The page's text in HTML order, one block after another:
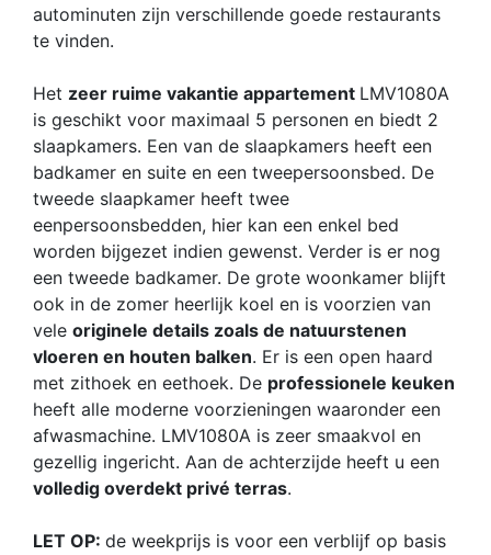
autominuten zijn verschillende goede restaurants
te vinden.
Het zeer ruime vakantie appartement LMV1080A
is geschikt voor maximaal 5 personen en biedt 2
slaapkamers. Een van de slaapkamers heeft een
badkamer en suite en een tweepersoonsbed. De
tweede slaapkamer heeft twee
eenpersoonsbedden, hier kan een enkel bed
worden bijgezet indien gewenst. Verder is er nog
een tweede badkamer. De grote woonkamer blijft
ook in de zomer heerlijk koel en is voorzien van
vele originele details zoals de natuurstenen
vloeren en houten balken. Er is een open haard
met zithoek en eethoek. De professionele keuken
heeft alle moderne voorzieningen waaronder een
afwasmachine. LMV1080A is zeer smaakvol en
gezellig ingericht. Aan de achterzijde heeft u een
volledig overdekt privé terras.
LET OP: de weekprijs is voor een verblijf op basis